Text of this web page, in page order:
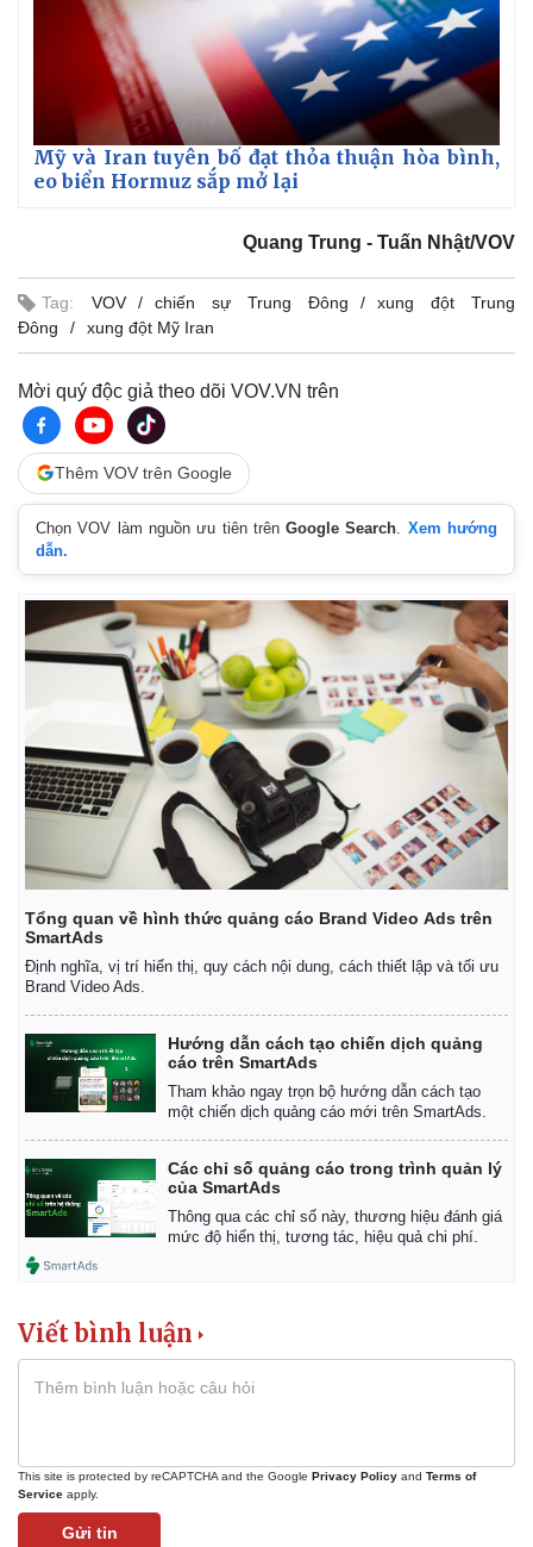
Kinh tế
Bất động sản
Khởi nghiệp
Thị trường
Giá vàng
Tỷ giá
Mỹ và Iran tuyên bố đạt thỏa thuận hòa bình,
eo biển Hormuz sắp mở lại
Quang Trung - Tuấn Nhật/VOV
Tag: VOV chiến sự Trung Đông
xung đột Trung
Đông
xung đột Mỹ Iran
Mời quý độc giả theo dõi VOV.VN trên
Thêm VOV trên Google
Chọn VOV làm nguồn ưu tiên trênGoogle Search
Xem hướng
dẫn.
Tổng quan về hình thức quảng cáo Brand Video Ads trên
SmartAds
Định nghĩa, vị trí hiển thị, quy cách nội dung, cách thiết lập và tối ưu
Brand Video Ads.
Hướng dẫn cách tạo chiến dịch quảng
cáo trên SmartAds
Tham khảo ngay trọn bộ hướng dẫn cách tạo
một chiến dịch quảng cáo mới trên SmartAds.
Các chỉ số quảng cáo trong trình quản lý
của SmartAds
Thông qua các chỉ số này, thương hiệu đánh giá
mức độ hiển thị, tương tác, hiệu quả chi phí.
Viết bình luận
This site is protected by reCAPTCHA and the Google Privacy Policy and Terms of
Service apply.
Gửi tin